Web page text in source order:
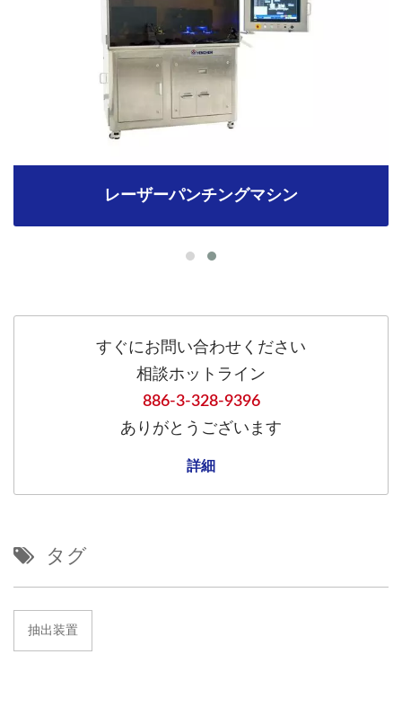
レーザーパンチングマシン
すぐにお問い合わせください
相談ホットライン
886-3-328-9396
ありがとうございます
詳細
タグ
抽出装置